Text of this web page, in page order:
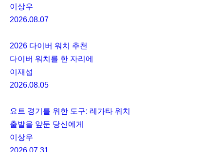
이상우
2026.08.07
2026 다이버 워치 추천
다이버 워치를 한 자리에
이재섭
2026.08.05
요트 경기를 위한 도구: 레가타 워치
출발을 앞둔 당신에게
이상우